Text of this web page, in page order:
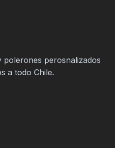
polerones perosnalizados
a todo Chile.